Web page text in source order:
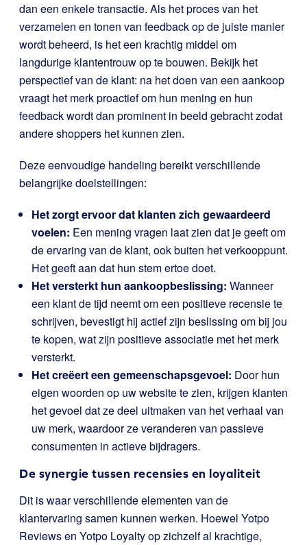
dan een enkele transactie. Als het proces van het
verzamelen en tonen van feedback op de juiste manier
wordt beheerd, is het een krachtig middel om
langdurige klantentrouw op te bouwen. Bekijk het
perspectief van de klant: na het doen van een aankoop
vraagt het merk proactief om hun mening en hun
feedback wordt dan prominent in beeld gebracht zodat
andere shoppers het kunnen zien.
Deze eenvoudige handeling bereikt verschillende
belangrijke doelstellingen:
Het zorgt ervoor dat klanten zich gewaardeerd
voelen: Een mening vragen laat zien dat je geeft om
de ervaring van de klant, ook buiten het verkooppunt.
Het geeft aan dat hun stem ertoe doet.
Het versterkt hun aankoopbeslissing: Wanneer
een klant de tijd neemt om een positieve recensie te
schrijven, bevestigt hij actief zijn beslissing om bij jou
te kopen, wat zijn positieve associatie met het merk
versterkt.
Het creëert een gemeenschapsgevoel: Door hun
eigen woorden op uw website te zien, krijgen klanten
het gevoel dat ze deel uitmaken van het verhaal van
uw merk, waardoor ze veranderen van passieve
consumenten in actieve bijdragers.
De synergie tussen recensies en loyaliteit
Dit is waar verschillende elementen van de
klantervaring samen kunnen werken. Hoewel Yotpo
Reviews en Yotpo Loyalty op zichzelf al krachtige,